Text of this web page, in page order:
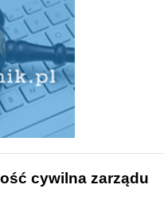
cywilna zarządu